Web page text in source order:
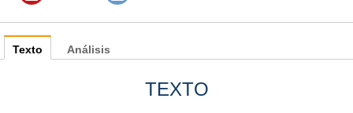
Texto
TEXTO
Análisis